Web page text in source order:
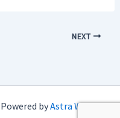
NEXT
byAstra WordPress